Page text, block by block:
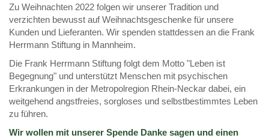
Zu Weihnachten 2022 folgen wir unserer Tradition und
verzichten bewusst auf Weihnachtsgeschenke für unsere
Kunden und Lieferanten. Wir spenden stattdessen an die Frank
Herrmann Stiftung in Mannheim.
Die Frank Herrmann Stiftung folgt dem Motto "Leben ist
Begegnung" und unterstützt Menschen mit psychischen
Erkrankungen in der Metropolregion Rhein-Neckar dabei, ein
weitgehend angstfreies, sorgloses und selbstbestimmtes Leben
zu führen.
Wir wollen mit unserer Spende Danke sagen und einen